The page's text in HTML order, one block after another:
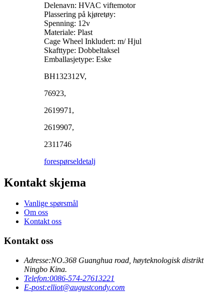
Delenavn: HVAC viftemotor
Plassering på kjøretøy:
Spenning: 12v
Materiale: Plast
Cage Wheel Inkludert: m/ Hjul
Skafttype: Dobbeltaksel
Emballasjetype: Eske
BH132312V,
76923,
2619971,
2619907,
2311746
forespørseldetalj
Kontakt skjema
Vanlige spørsmål
Om oss
Kontakt oss
Kontakt oss
Adresse:NO.368 Guanghua road, høyteknologisk distrikt
Ningbo Kina.
Telefon:0086-574-27613221
E-post:elliot@augustcondy.com